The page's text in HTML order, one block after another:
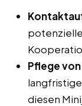
Pflege
diesen